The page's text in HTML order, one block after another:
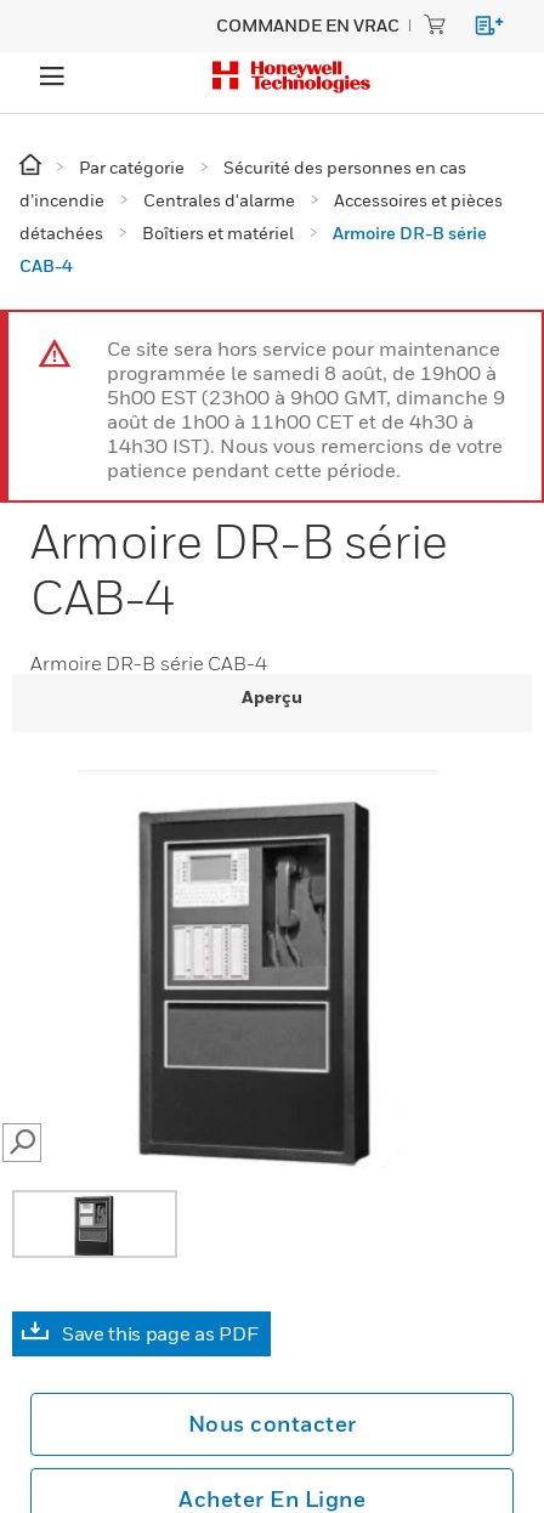
COMMANDE EN VRAC
Par catégorie
Sécurité des personnes en cas
d’incendie
Centrales d'alarme
Accessoires et pièces
détachées
Boîtiers et matériel
Armoire DR-B série
CAB-4
Ce site sera hors service pour maintenance
programmée le samedi 8 août, de 19h00 à
5h00 EST (23h00 à 9h00 GMT, dimanche 9
août de 1h00 à 11h00 CET et de 4h30 à
14h30 IST). Nous vous remercions de votre
patience pendant cette période.
Armoire DR-B série
CAB-4
Armoire DR-B série CAB-4
Aperçu
SEARCH
Save this page as PDF
Nous contacter
Acheter En Ligne